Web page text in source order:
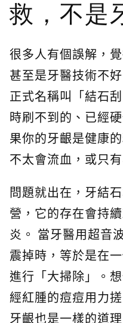
救，不是
很多人有個誤解，
甚至是牙醫技術不
正式名稱叫「結石
時刷不到的、已經
果你的牙齦是健康
不太會流血，或只
問題就出在，牙結
營，它的存在會持
炎。 當牙醫用超音
震掉時，等於是在
進行「大掃除」。
經紅腫的痘痘用力
牙齦也是一樣的道